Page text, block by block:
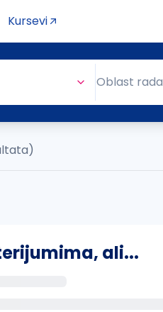
Kursevi
Oblast rada
ali...